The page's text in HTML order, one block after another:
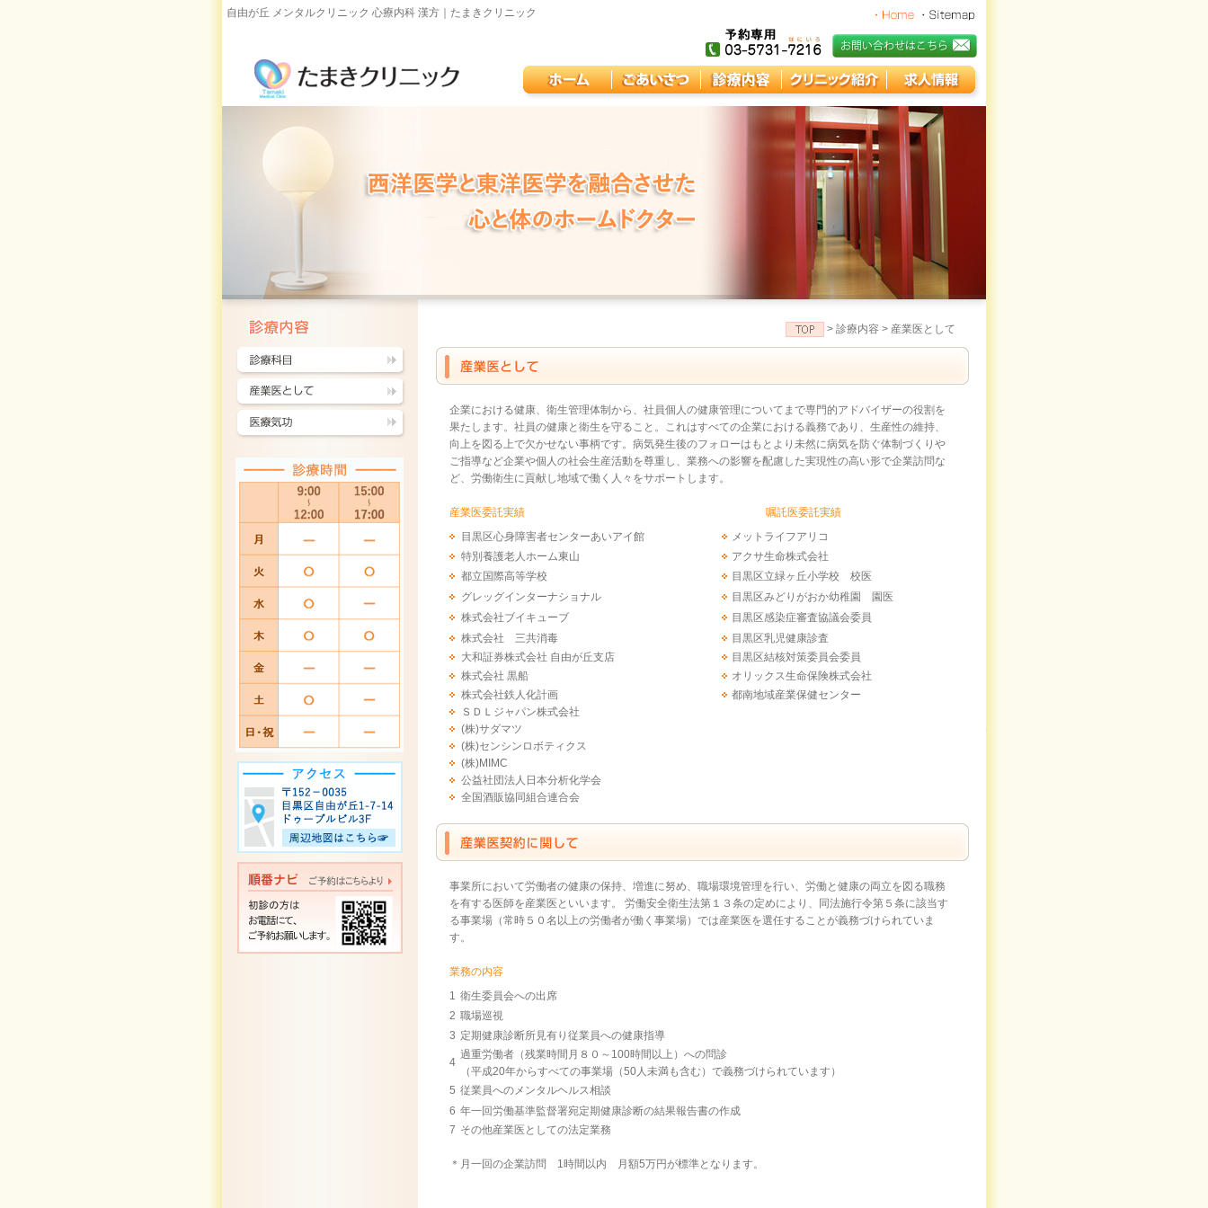
自由が丘 メンタルクリニック 心療内科 漢方｜たまきクリニック
> 診療内容 > 産業医として
企業における健康、衛生管理体制から、社員個人の健康管理についてまで専門的アドバイザーの役割を
果たします。社員の健康と衛生を守ること。これはすべての企業における義務であり、生産性の維持、
向上を図る上で欠かせない事柄です。病気発生後のフォローはもとより未然に病気を防ぐ体制づくりや
ご指導など企業や個人の社会生産活動を尊重し、業務への影響を配慮した実現性の高い形で企業訪問な
ど、労働衛生に貢献し地域で働く人々をサポートします。
産業医委託実績
嘱託医委託実績
目黒区心身障害者センターあいアイ館
メットライフアリコ
特別養護老人ホーム東山
アクサ生命株式会社
都立国際高等学校
目黒区立緑ヶ丘小学校 校医
グレッグインターナショナル
目黒区みどりがおか幼稚園 園医
株式会社ブイキューブ
目黒区感染症審査協議会委員
株式会社 三共消毒
目黒区乳児健康診査
大和証券株式会社 自由が丘支店
目黒区結核対策委員会委員
株式会社 黒船
オリックス生命保険株式会社
株式会社鉄人化計画
都南地域産業保健センター
ＳＤＬジャパン株式会社
(株)サダマツ
(株)センシンロボティクス
(株)MIMC
公益社団法人日本分析化学会
全国酒販協同組合連合会
事業所において労働者の健康の保持、増進に努め、職場環境管理を行い、労働と健康の両立を図る職務
を有する医師を産業医といいます。 労働安全衛生法第１３条の定めにより、同法施行令第５条に該当す
る事業場（常時５０名以上の労働者が働く事業場）では産業医を選任することが義務づけられていま
す。
業務の内容
1 衛生委員会への出席
2 職場巡視
3 定期健康診断所見有り従業員への健康指導
4
過重労働者（残業時間月８０～100時間以上）への問診
（平成20年からすべての事業場（50人未満も含む）で義務づけられています）
5 従業員へのメンタルヘルス相談
6 年一回労働基準監督署宛定期健康診断の結果報告書の作成
7 その他産業医としての法定業務
＊月一回の企業訪問 1時間以内 月額5万円が標準となります。